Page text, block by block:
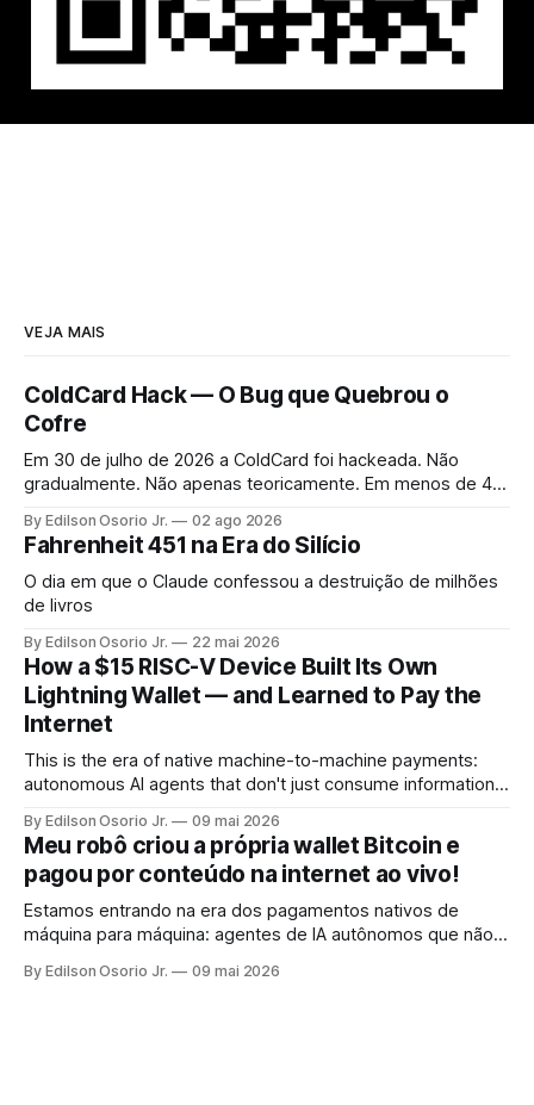
VEJA MAIS
ColdCard Hack — O Bug que Quebrou o
Cofre
Em 30 de julho de 2026 a ColdCard foi hackeada. Não
gradualmente. Não apenas teoricamente. Em menos de 41
By Edilson Osorio Jr. 02 ago 2026
Fahrenheit 451 na Era do Silício
O dia em que o Claude confessou a destruição de milhões
de livros
By Edilson Osorio Jr. 22 mai 2026
How a $15 RISC-V Device Built Its Own
Lightning Wallet — and Learned to Pay the
Internet
This is the era of native machine-to-machine payments:
autonomous AI agents that don't just consume information,
the internet's own protocol.
By Edilson Osorio Jr. 09 mai 2026
Meu robô criou a própria wallet Bitcoin e
pagou por conteúdo na internet ao vivo!
Estamos entrando na era dos pagamentos nativos de
máquina para máquina: agentes de IA autônomos que não
sem intervenção humana, usando o próprio protocolo da
By Edilson Osorio Jr. 09 mai 2026